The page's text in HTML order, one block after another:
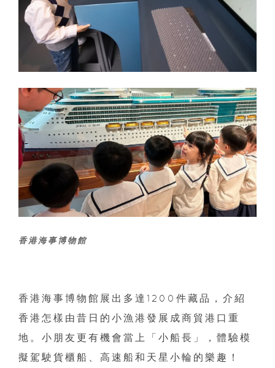
香港海事博物館
香港海事博物館展出多達1200件藏品，介紹
香港怎樣由昔日的小漁港發展成商貿港口重
地。小朋友更有機會當上「小船長」，體驗模
擬駕駛貨櫃船、高速船和天星小輪的樂趣！